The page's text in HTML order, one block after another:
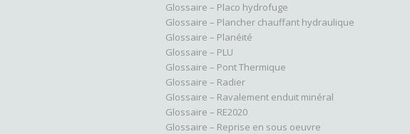
Glossaire – Placo hydrofuge
Glossaire – Plancher chauffant hydraulique
Glossaire – Planéité
Glossaire – PLU
Glossaire – Pont Thermique
Glossaire – Radier
Glossaire – Ravalement enduit minéral
Glossaire – RE2020
Glossaire – Reprise en sous oeuvre